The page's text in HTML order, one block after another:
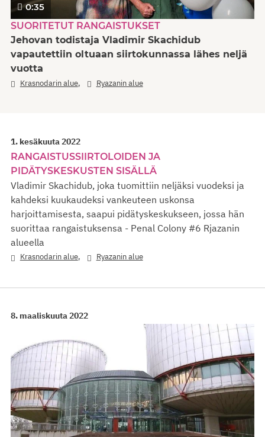
0:35
SUORITETUT RANGAISTUKSET
Jehovan todistaja Vladimir Skachidub
vapautettiin oltuaan siirtokunnassa lähes neljä
vuotta
Krasnodarin alue, Ryazanin alue
1. kesäkuuta 2022
RANGAISTUSSIIRTOLOIDEN JA
PIDÄTYSKESKUSTEN SISÄLLÄ
Vladimir Skachidub, joka tuomittiin neljäksi vuodeksi ja
kahdeksi kuukaudeksi vankeuteen uskonsa
harjoittamisesta, saapui pidätyskeskukseen, jossa hän
suorittaa rangaistuksensa - Penal Colony #6 Rjazanin
alueella
Krasnodarin alue, Ryazanin alue
8. maaliskuuta 2022